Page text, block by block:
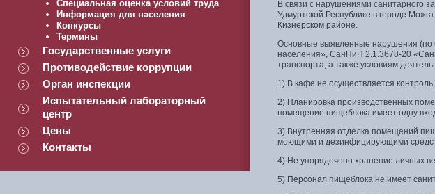
Специальная оценка условий труда
Информация для населения
Конкурсы
Термины
Государственные услуги
Противодействие коррупции
Орган инспекции
Испытательный лабораторный
центр
Цены
Контакты
В связи с нарушениями санитарного
Удмуртской Республике в городе
Кизнерском районе.
Основные выявленные нарушения
населения», СанПиН 2.1.3678-20
транспорта, а также условиям
1) В кафе не осуществляется
2) Планировка производственных
помещение пищеблока имеет одну
3) Внутренняя отделка помещений
моющими и дезинфицирующими
4) Не упорядочено хранение личных
5) Персонал пищеблока не имеет